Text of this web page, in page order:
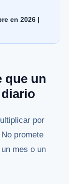
en 2026 |
que un
por
promete
mes o un